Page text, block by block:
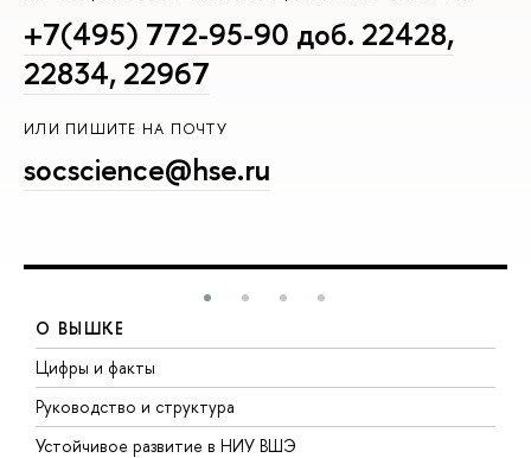
+7(495) 772-95-90 доб. 22428,
22834, 22967
ИЛИ ПИШИТЕ НА ПОЧТУ
socscience@hse.ru
О ВЫШКЕ
Цифры и факты
Руководство и структура
Устойчивое развитие в НИУ ВШЭ